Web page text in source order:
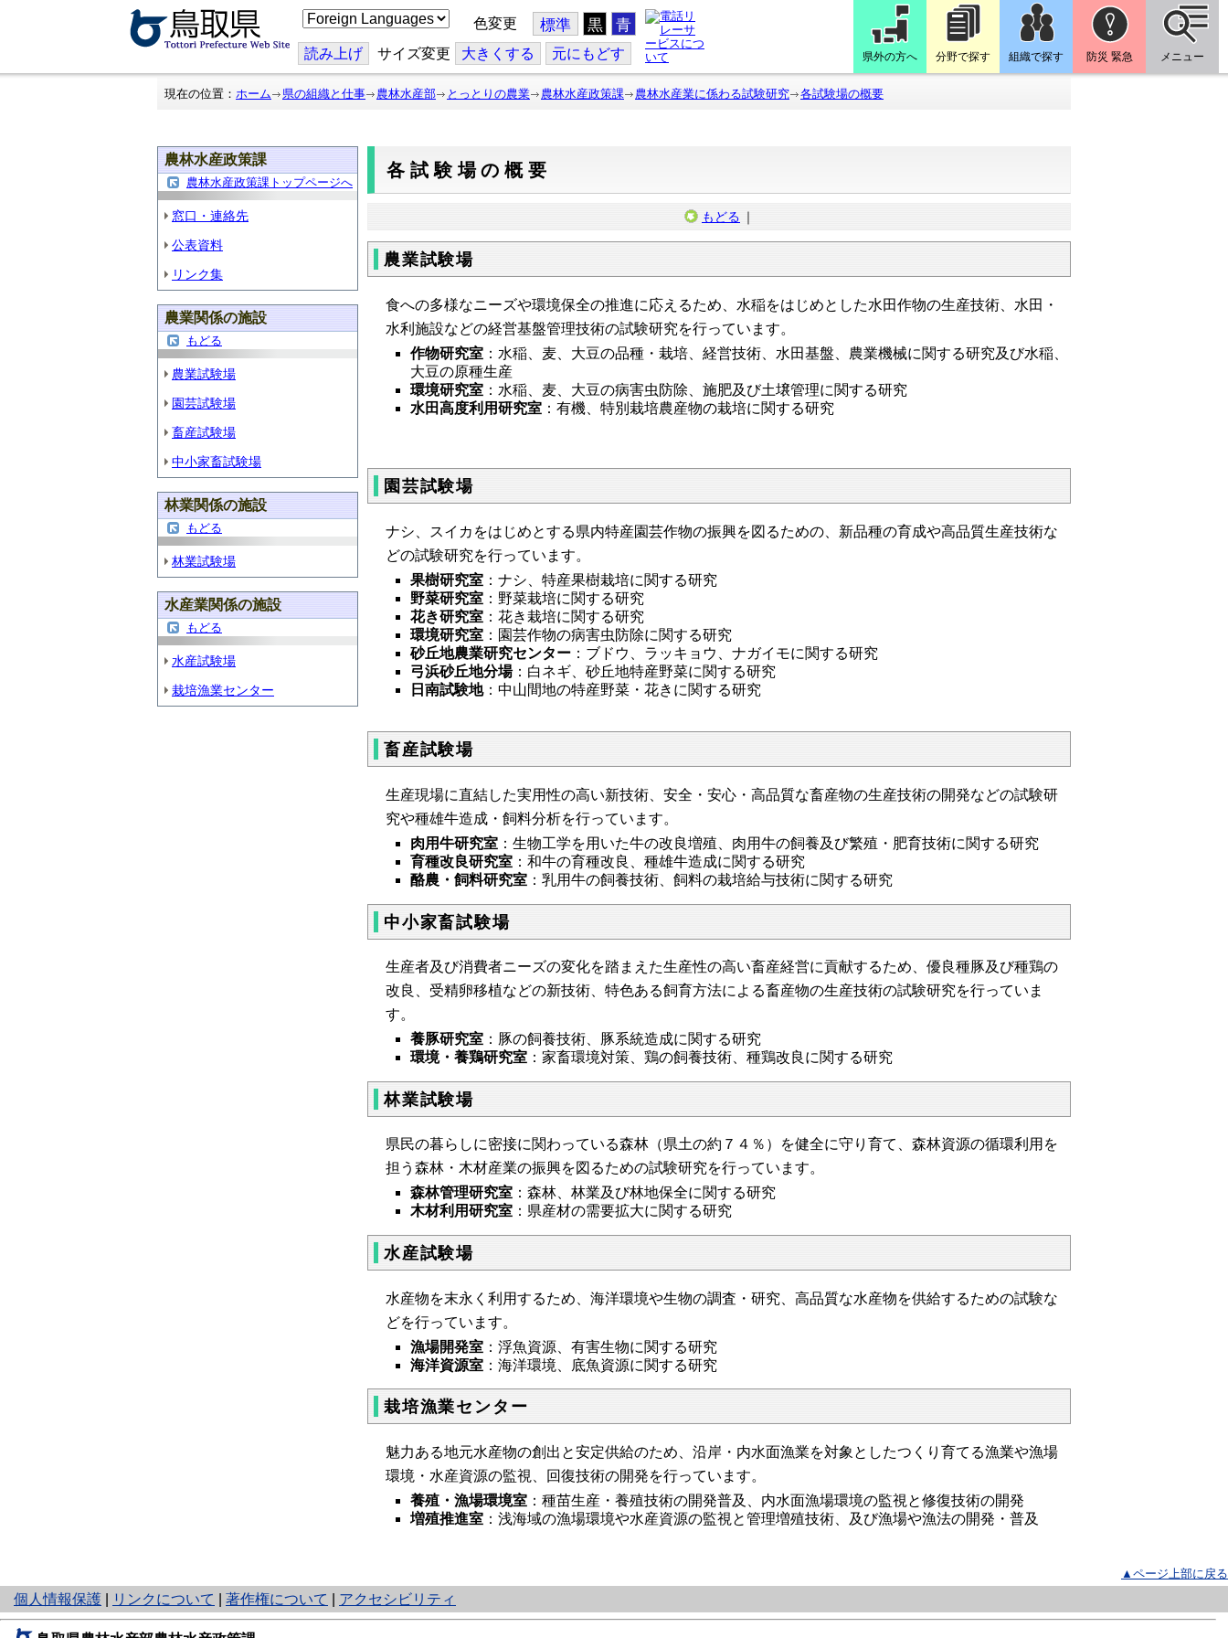
こ
の
ジ
を
翻
色変更 標準 黒 青
読み上げ サイズ変更 大きくする 元にもどす 県外の方へ 分野で探す 組織で探す 防災 緊急 メニュー
現在の位置： ホーム 県の組織と仕事 農林水産部 とっとりの農業 農林水産政策課 農林水産業に係わる試験研究 各試験場の概要
農林水産政策課
農林水産政策課トップページへ
窓口・連絡先
公表資料
リンク集
農業関係の施設
もどる
農業試験場
園芸試験場
畜産試験場
中小家畜試験場
林業関係の施設
もどる
林業試験場
水産業関係の施設
もどる
水産試験場
栽培漁業センター
各試験場の概要
もどる ｜
農業試験場
食への多様なニーズや環境保全の推進に応えるため、水稲をはじめとした水田作物の生産技術、水田・
水利施設などの経営基盤管理技術の試験研究を行っています。
作物研究室：水稲、麦、大豆の品種・栽培、経営技術、水田基盤、農業機械に関する研究及び水稲、
大豆の原種生産
環境研究室：水稲、麦、大豆の病害虫防除、施肥及び土壌管理に関する研究
水田高度利用研究室：有機、特別栽培農産物の栽培に関する研究
園芸試験場
ナシ、スイカをはじめとする県内特産園芸作物の振興を図るための、新品種の育成や高品質生産技術な
どの試験研究を行っています。
果樹研究室：ナシ、特産果樹栽培に関する研究
野菜研究室：野菜栽培に関する研究
花き研究室：花き栽培に関する研究
環境研究室：園芸作物の病害虫防除に関する研究
砂丘地農業研究センター：ブドウ、ラッキョウ、ナガイモに関する研究
弓浜砂丘地分場：白ネギ、砂丘地特産野菜に関する研究
日南試験地：中山間地の特産野菜・花きに関する研究
畜産試験場
生産現場に直結した実用性の高い新技術、安全・安心・高品質な畜産物の生産技術の開発などの試験研
究や種雄牛造成・飼料分析を行っています。
肉用牛研究室：生物工学を用いた牛の改良増殖、肉用牛の飼養及び繁殖・肥育技術に関する研究
育種改良研究室：和牛の育種改良、種雄牛造成に関する研究
酪農・飼料研究室：乳用牛の飼養技術、飼料の栽培給与技術に関する研究
中小家畜試験場
生産者及び消費者ニーズの変化を踏まえた生産性の高い畜産経営に貢献するため、優良種豚及び種鶏の
改良、受精卵移植などの新技術、特色ある飼育方法による畜産物の生産技術の試験研究を行っていま
す。
養豚研究室：豚の飼養技術、豚系統造成に関する研究
環境・養鶏研究室：家畜環境対策、鶏の飼養技術、種鶏改良に関する研究
林業試験場
県民の暮らしに密接に関わっている森林（県土の約７４％）を健全に守り育て、森林資源の循環利用を
担う森林・木材産業の振興を図るための試験研究を行っています。
森林管理研究室：森林、林業及び林地保全に関する研究
木材利用研究室：県産材の需要拡大に関する研究
水産試験場
水産物を末永く利用するため、海洋環境や生物の調査・研究、高品質な水産物を供給するための試験な
どを行っています。
漁場開発室：浮魚資源、有害生物に関する研究
海洋資源室：海洋環境、底魚資源に関する研究
栽培漁業センター
魅力ある地元水産物の創出と安定供給のため、沿岸・内水面漁業を対象としたつくり育てる漁業や漁場
環境・水産資源の監視、回復技術の開発を行っています。
養殖・漁場環境室：種苗生産・養殖技術の開発普及、内水面漁場環境の監視と修復技術の開発
増殖推進室：浅海域の漁場環境や水産資源の監視と管理増殖技術、及び漁場や漁法の開発・普及
▲ページ上部に戻る
個人情報保護
と
り
ネ
リンクについて 著作権について アクセシビリティ